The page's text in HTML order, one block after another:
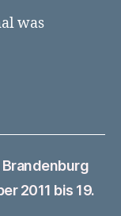
was
2011 bis 19.